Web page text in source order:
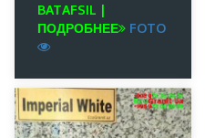
BATAFSIL |
ПОДРОБНЕЕ
FOTO